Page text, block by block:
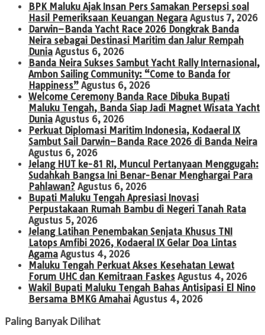
BPK Maluku Ajak Insan Pers Samakan Persepsi soal
Hasil Pemeriksaan Keuangan Negara Agustus 7, 2026
Darwin–Banda Yacht Race 2026 Dongkrak Banda
Neira sebagai Destinasi Maritim dan Jalur Rempah
Dunia Agustus 6, 2026
Banda Neira Sukses Sambut Yacht Rally Internasional,
Ambon Sailing Community: “Come to Banda for
Happiness” Agustus 6, 2026
Welcome Ceremony Banda Race Dibuka Bupati
Maluku Tengah, Banda Siap Jadi Magnet Wisata Yacht
Dunia Agustus 6, 2026
Perkuat Diplomasi Maritim Indonesia, Kodaeral IX
Sambut Sail Darwin–Banda Race 2026 di Banda Neira
Agustus 6, 2026
Jelang HUT ke-81 RI, Muncul Pertanyaan Menggugah:
Sudahkah Bangsa Ini Benar-Benar Menghargai Para
Pahlawan? Agustus 6, 2026
Bupati Maluku Tengah Apresiasi Inovasi
Perpustakaan Rumah Bambu di Negeri Tanah Rata
Agustus 5, 2026
Jelang Latihan Penembakan Senjata Khusus TNI
Latops Amfibi 2026, Kodaeral IX Gelar Doa Lintas
Agama Agustus 4, 2026
Maluku Tengah Perkuat Akses Kesehatan Lewat
Forum UHC dan Kemitraan Faskes Agustus 4, 2026
Wakil Bupati Maluku Tengah Bahas Antisipasi El Nino
Bersama BMKG Amahai Agustus 4, 2026
Paling Banyak Dilihat